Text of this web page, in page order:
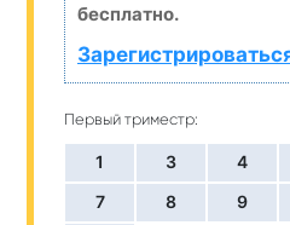
бесплатно.
Первый триместр:
1 3 4
7
8 9